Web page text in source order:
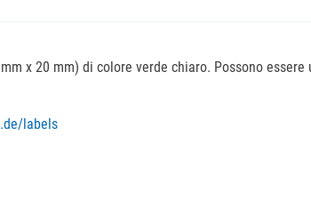
x 20 mm) di colore verde chiaro. Possono
labels